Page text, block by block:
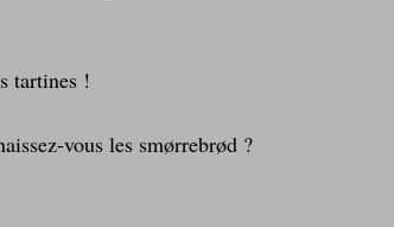
i Love Tomate !
tartines !
vous les smørrebrød ?